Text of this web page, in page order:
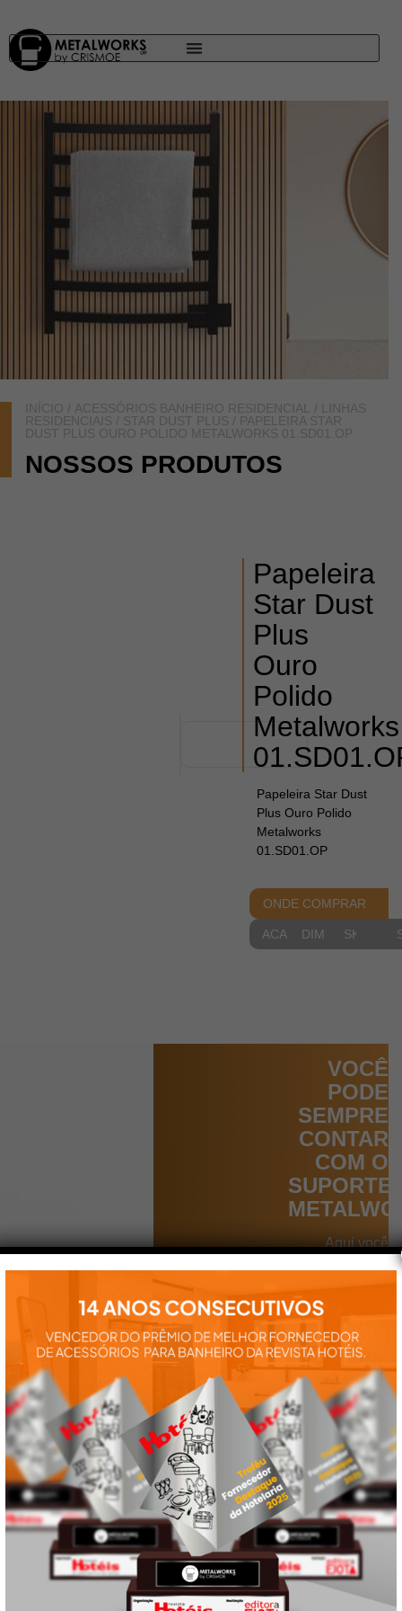
INÍCIO / ACESSÓRIOS BANHEIRO RESIDENCIAL /
LINHAS
RESIDENCIAIS / STAR DUST PLUS / PAPELEIRA STAR
DUST PLUS OURO POLIDO METALWORKS 01.SD01.OP
NOSSOS PRODUTOS
Papeleira
Star Dust
Plus
Ouro
Polido
Metalworks
Papeleira Star Dust
Plus Ouro Polido
Metalworks
01.SD01.OP
ONDE COMPRAR
ACABAMENTOS
DIMENSIONAIS
VOCÊ
PODE
SEMPRE
CONTAR
COM O
SUPORTE
Aqui você
encontra tudo
para a
utilização de
produtos:
manuais,
vídeos,
catálogos e
tudo mais que
precisa.
VEJA
TAMBÉM